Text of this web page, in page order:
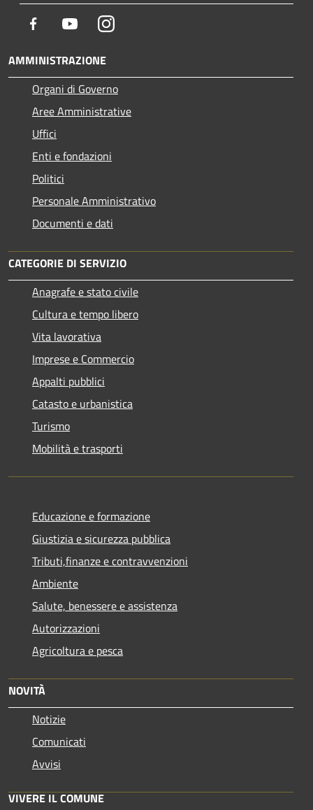
Facebook YoutubeInstagram
AMMINISTRAZIONE
Organi di Governo
Aree Amministrative
Uffici
Enti e fondazioni
Politici
Personale Amministrativo
Documenti e dati
CATEGORIE DI SERVIZIO
Anagrafe e stato civile
Cultura e tempo libero
Vita lavorativa
Imprese e Commercio
Appalti pubblici
Catasto e urbanistica
Turismo
Mobilità e trasporti
Educazione e formazione
Giustizia e sicurezza pubblica
Tributi,finanze e contravvenzioni
Ambiente
Salute, benessere e assistenza
Autorizzazioni
Agricoltura e pesca
NOVITÀ
Notizie
Comunicati
Avvisi
VIVERE IL COMUNE